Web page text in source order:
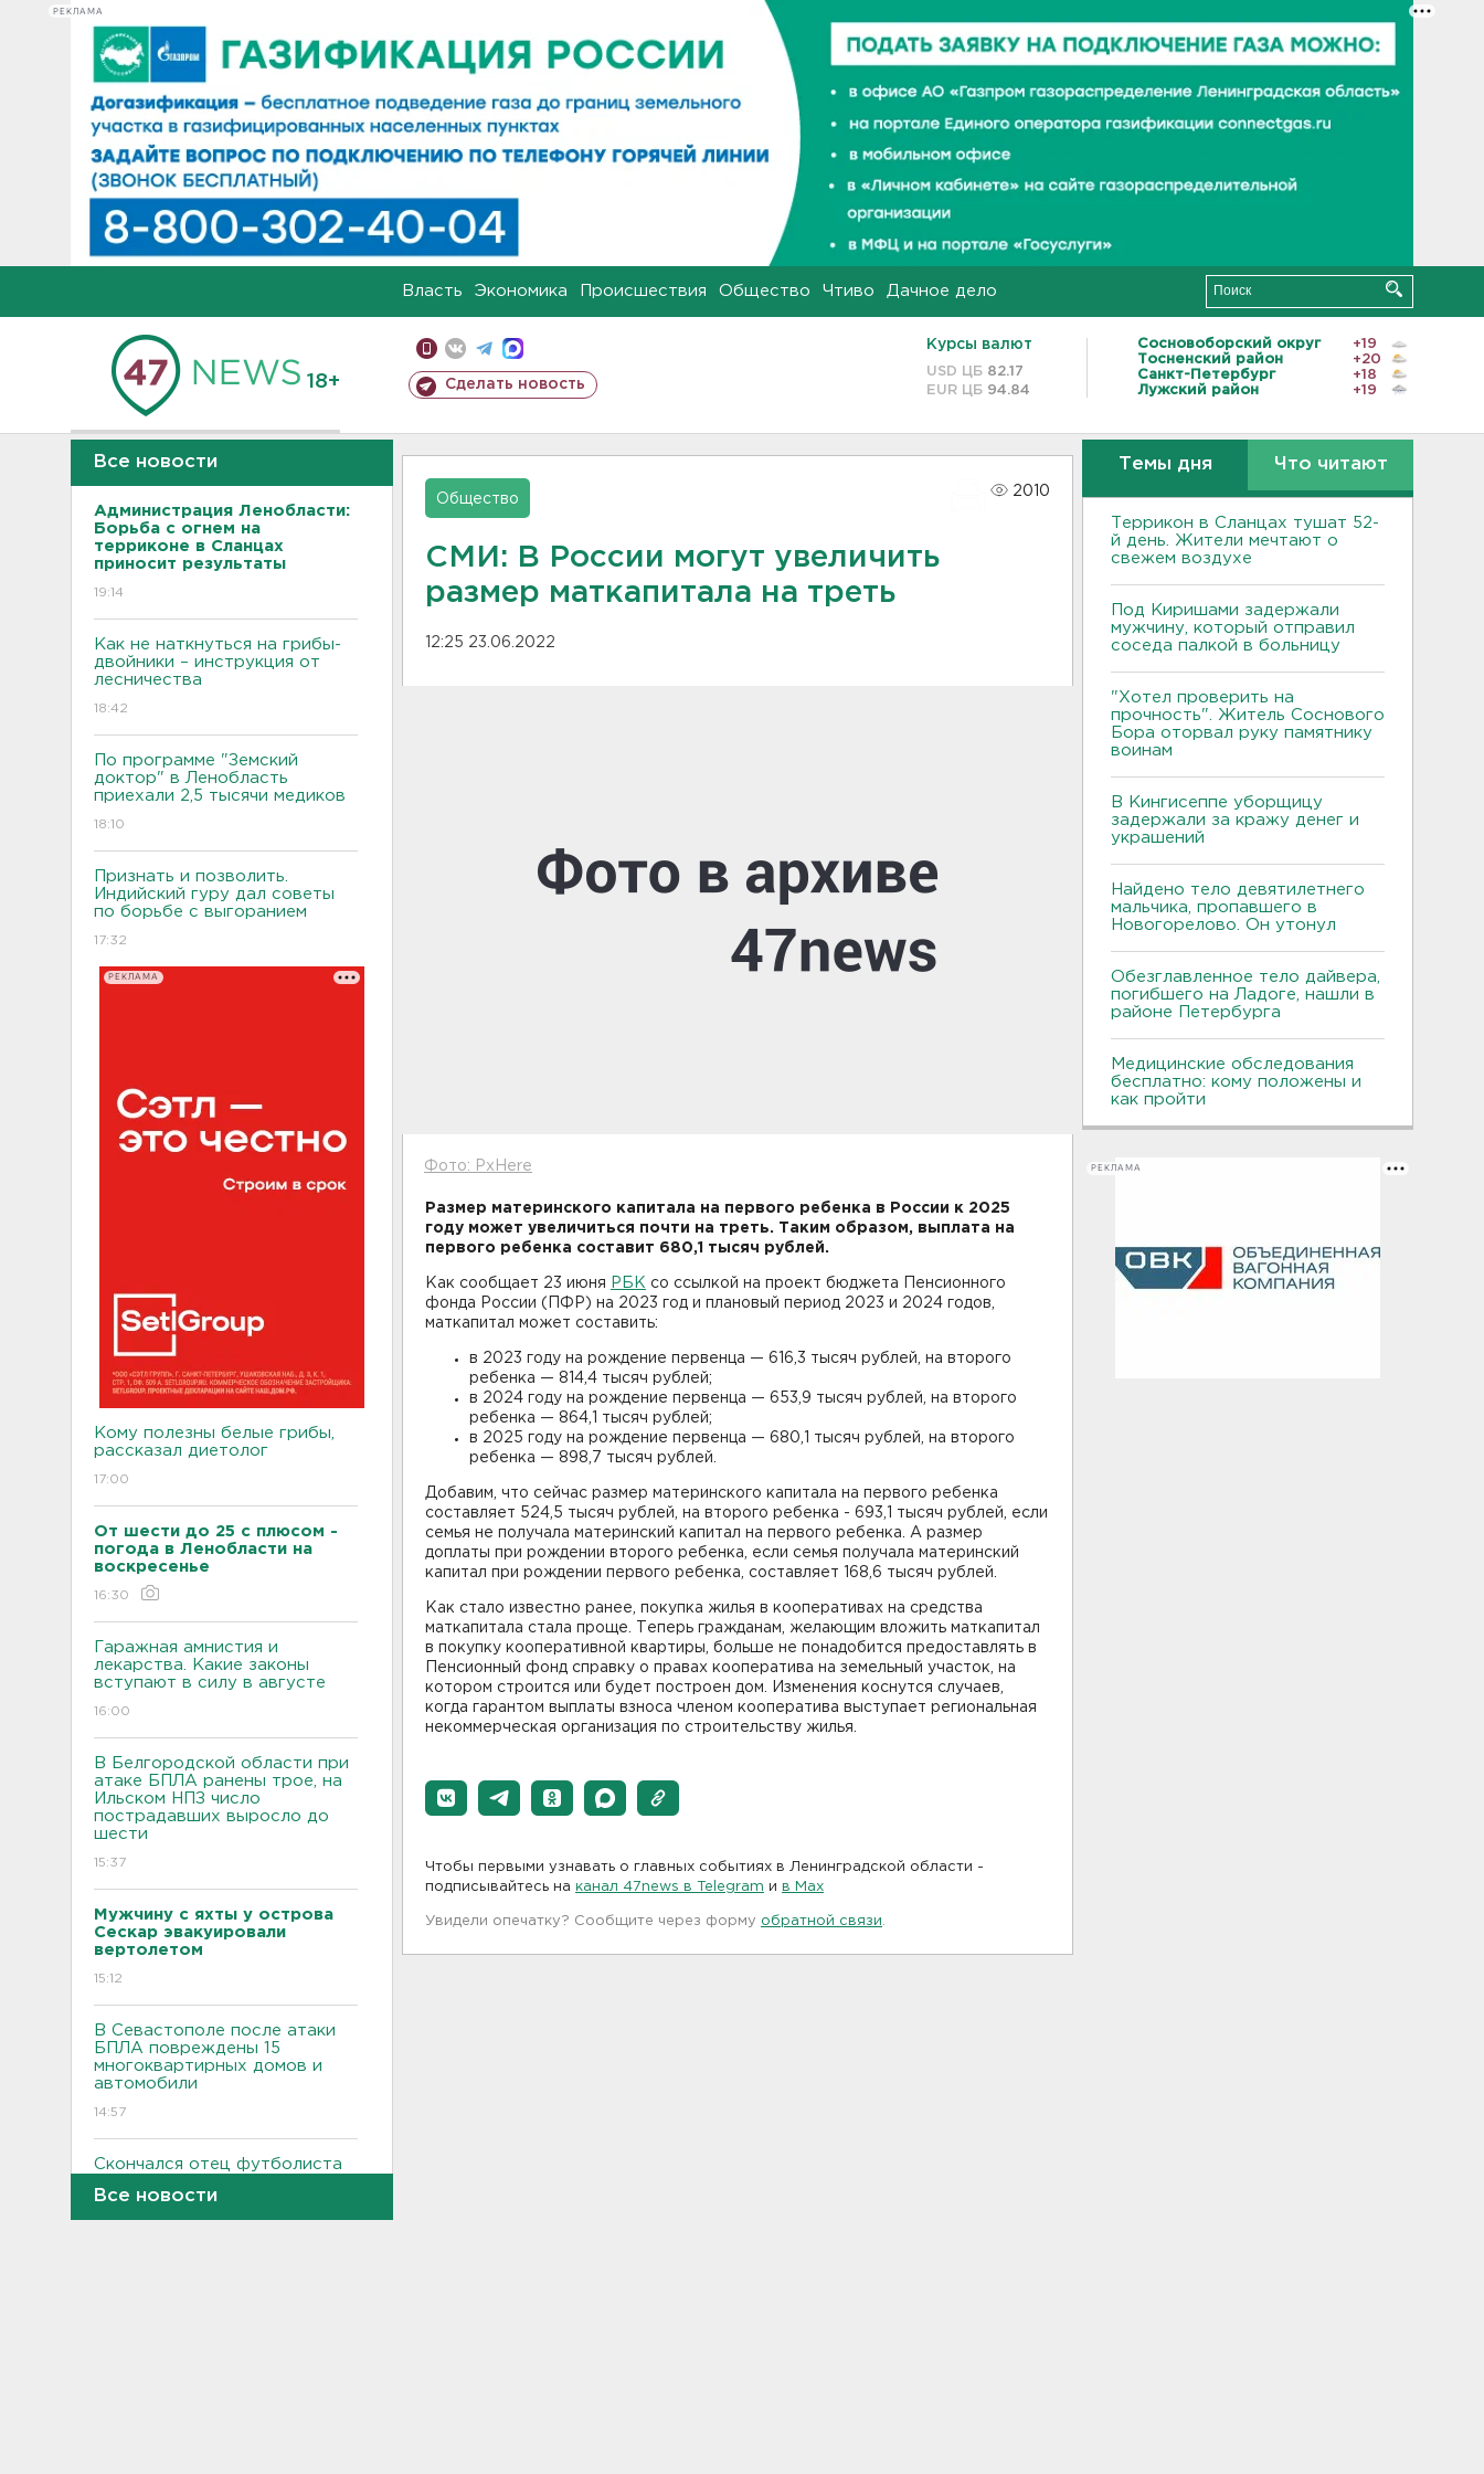
РЕКЛАМА
Власть Экономика Происшествия Общество Чтиво Дачное дело
18+ Сделать новость
Курсы валют
USD ЦБ 82.17
EUR ЦБ 94.84
Сосновоборский округ
+19
Тосненский район
+20
Санкт-Петербург
+18
Лужский район
+19
Все новости
Администрация Ленобласти:
Борьба с огнем на
терриконе в Сланцах
приносит результаты
19:14
Как не наткнуться на грибы-
двойники – инструкция от
лесничества
18:42
По программе "Земский
доктор" в Ленобласть
приехали 2,5 тысячи медиков
18:10
Признать и позволить.
Индийский гуру дал советы
по борьбе с выгоранием
17:32
РЕКЛАМА
Кому полезны белые грибы,
рассказал диетолог
17:00
От шести до 25 с плюсом -
погода в Ленобласти на
воскресенье
16:30
Гаражная амнистия и
лекарства. Какие законы
вступают в силу в августе
16:00
В Белгородской области при
атаке БПЛА ранены трое, на
Ильском НПЗ число
пострадавших выросло до
шести
15:37
Мужчину с яхты у острова
Сескар эвакуировали
вертолетом
15:12
В Севастополе после атаки
БПЛА повреждены 15
многоквартирных домов и
автомобили
14:57
Скончался отец футболиста
Все новости
Общество
2010
СМИ: В России могут увеличить
размер маткапитала на треть
12:25 23.06.2022
Фото: PxHere
Размер материнского капитала на первого ребенка в России к 2025
году может увеличиться почти на треть. Таким образом, выплата на
первого ребенка составит 680,1 тысяч рублей.
Как сообщает 23 июня РБК со ссылкой на проект бюджета Пенсионного
фонда России (ПФР) на 2023 год и плановый период 2023 и 2024 годов,
маткапитал может составить:
в 2023 году на рождение первенца — 616,3 тысяч рублей, на второго
ребенка — 814,4 тысяч рублей;
в 2024 году на рождение первенца — 653,9 тысяч рублей, на второго
ребенка — 864,1 тысяч рублей;
в 2025 году на рождение первенца — 680,1 тысяч рублей, на второго
ребенка — 898,7 тысяч рублей.
Добавим, что сейчас размер материнского капитала на первого ребенка
составляет 524,5 тысяч рублей, на второго ребенка - 693,1 тысяч рублей, если
семья не получала материнский капитал на первого ребенка. А размер
доплаты при рождении второго ребенка, если семья получала материнский
капитал при рождении первого ребенка, составляет 168,6 тысяч рублей.
Как стало известно ранее, покупка жилья в кооперативах на средства
маткапитала стала проще. Теперь гражданам, желающим вложить маткапитал
в покупку кооперативной квартиры, больше не понадобится предоставлять в
Пенсионный фонд справку о правах кооператива на земельный участок, на
котором строится или будет построен дом. Изменения коснутся случаев,
когда гарантом выплаты взноса членом кооператива выступает региональная
некоммерческая организация по строительству жилья.
Чтобы первыми узнавать о главных событиях в Ленинградской области -
подписывайтесь на канал 47news в Telegram и в Maх
Увидели опечатку? Сообщите через форму обратной связи
Темы дня Что читают
Террикон в Сланцах тушат 52-
й день. Жители мечтают о
свежем воздухе
Под Киришами задержали
мужчину, который отправил
соседа палкой в больницу
"Хотел проверить на
прочность". Житель Соснового
Бора оторвал руку памятнику
воинам
В Кингисеппе уборщицу
задержали за кражу денег и
украшений
Найдено тело девятилетнего
мальчика, пропавшего в
Новогорелово. Он утонул
Обезглавленное тело дайвера,
погибшего на Ладоге, нашли в
районе Петербурга
Медицинские обследования
бесплатно: кому положены и
как пройти
РЕКЛАМА